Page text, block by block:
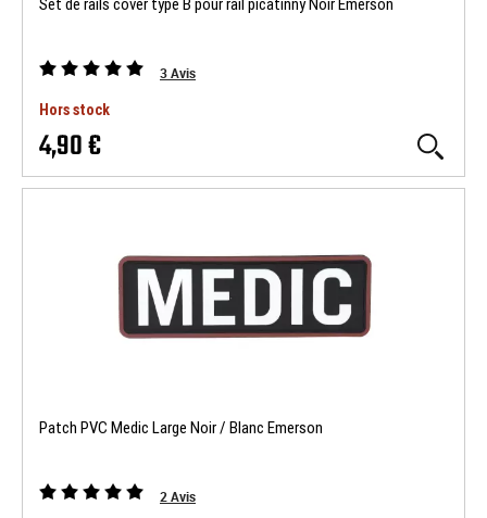
Set de rails cover type B pour rail picatinny Noir Emerson
3Avis
Hors stock
4,90 €
Patch PVC Medic Large Noir / Blanc Emerson
2Avis